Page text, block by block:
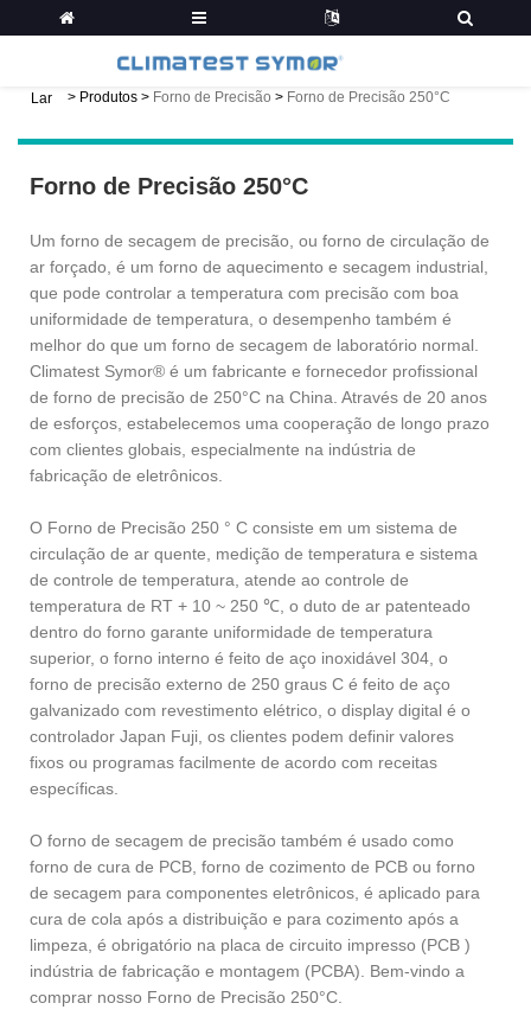
Lar > Produtos > Forno de Precisão > Forno de Precisão 250°C
Forno de Precisão 250°C
Um forno de secagem de precisão, ou forno de circulação de
ar forçado, é um forno de aquecimento e secagem industrial,
que pode controlar a temperatura com precisão com boa
uniformidade de temperatura, o desempenho também é
melhor do que um forno de secagem de laboratório normal.
Climatest Symor® é um fabricante e fornecedor profissional
de forno de precisão de 250°C na China. Através de 20 anos
de esforços, estabelecemos uma cooperação de longo prazo
com clientes globais, especialmente na indústria de
fabricação de eletrônicos.
O Forno de Precisão 250 ° C consiste em um sistema de
circulação de ar quente, medição de temperatura e sistema
de controle de temperatura, atende ao controle de
temperatura de RT + 10 ~ 250 ℃, o duto de ar patenteado
dentro do forno garante uniformidade de temperatura
superior, o forno interno é feito de aço inoxidável 304, o
forno de precisão externo de 250 graus C é feito de aço
galvanizado com revestimento elétrico, o display digital é o
controlador Japan Fuji, os clientes podem definir valores
fixos ou programas facilmente de acordo com receitas
específicas.
O forno de secagem de precisão também é usado como
forno de cura de PCB, forno de cozimento de PCB ou forno
de secagem para componentes eletrônicos, é aplicado para
cura de cola após a distribuição e para cozimento após a
limpeza, é obrigatório na placa de circuito impresso (PCB )
indústria de fabricação e montagem (PCBA). Bem-vindo a
comprar nosso Forno de Precisão 250°C.